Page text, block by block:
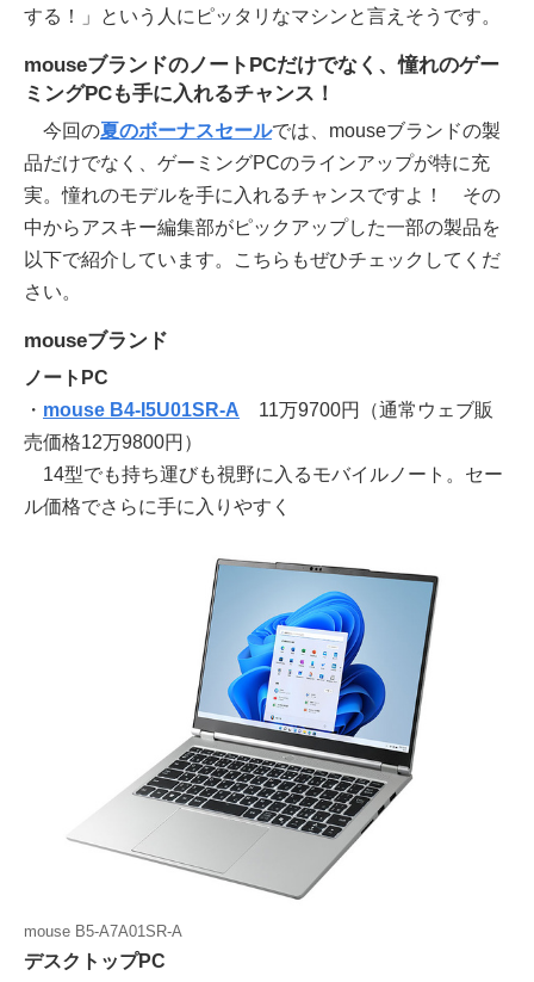
する！」という人にピッタリなマシンと言えそうです。
mouseブランドのノートPCだけでなく、憧れのゲー
ミングPCも手に入れるチャンス！
今回の夏のボーナスセールでは、mouseブランドの製
品だけでなく、ゲーミングPCのラインアップが特に充
実。憧れのモデルを手に入れるチャンスですよ！ その
中からアスキー編集部がピックアップした一部の製品を
以下で紹介しています。こちらもぜひチェックしてくだ
さい。
mouseブランド
ノートPC
・ mouse B4-I5U01SR-A 11万9700円（通常ウェブ販
売価格12万9800円）
14型でも持ち運びも視野に入るモバイルノート。セー
ル価格でさらに手に入りやすく
mouse B5-A7A01SR-A
デスクトップPC